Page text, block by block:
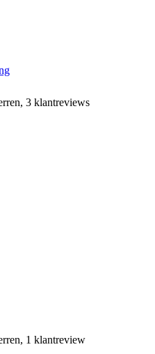
3 klantreviews
1 klantreview